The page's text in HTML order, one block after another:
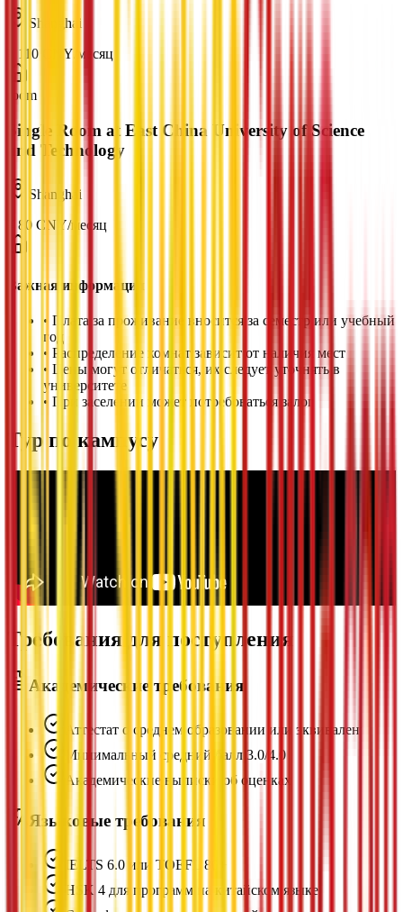
Shanghai
110 CNY месяц
room
Single Room at East China University of Science
and Technology
Shanghai
80 CNY/месяц
Важная информация
• Плата за проживание вносится за семестр или учебный
год
• Распределение комнат зависит от наличия мест
• Цены могут отличаться, их следует уточнять в
университете
• При заселении может потребоваться залог
Тур по кампусу
Требования для поступления
Академические требования
Аттестат о среднем образовании или эквивалент
Минимальный средний балл 3.0/4.0
Академические выписки об оценках
Языковые требования
IELTS 6.0 или TOEFL 80+
HSK 4 для программ на китайском языке